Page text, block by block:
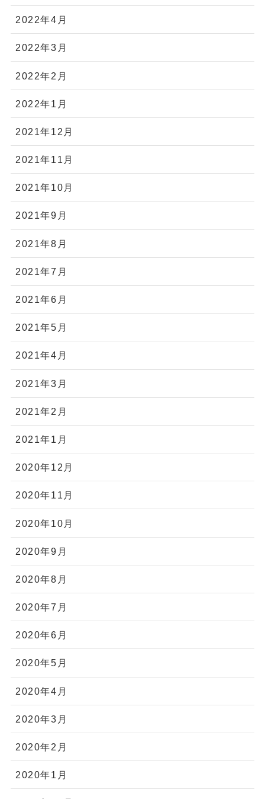
2022年4月
2022年3月
2022年2月
2022年1月
2021年12月
2021年11月
2021年10月
2021年9月
2021年8月
2021年7月
2021年6月
2021年5月
2021年4月
2021年3月
2021年2月
2021年1月
2020年12月
2020年11月
2020年10月
2020年9月
2020年8月
2020年7月
2020年6月
2020年5月
2020年4月
2020年3月
2020年2月
2020年1月